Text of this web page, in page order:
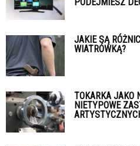
PODEJMIESZ
JAKIE SĄ
WIATRÓWKĄ?
TOKARKA JAKO
NIETYPOWE